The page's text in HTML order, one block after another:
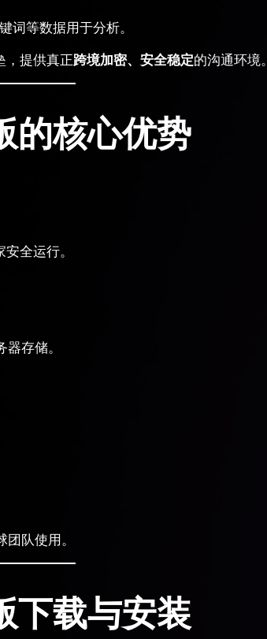
词等数据用于分析。
，提供真正跨境加密、安全稳定的沟通环境。
的核心优势
全运行。
存储。
队使用。
下载与安装